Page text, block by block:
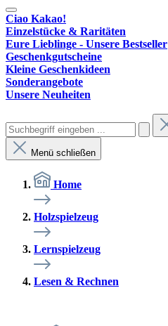
Ciao Kakao!
Einzelstücke & Raritäten
Eure Lieblinge - Unsere Bestseller
Geschenkgutscheine
Kleine Geschenkideen
Sonderangebote
Unsere Neuheiten
Menü schließen
Home
Holzspielzeug
Lernspielzeug
Lesen & Rechnen